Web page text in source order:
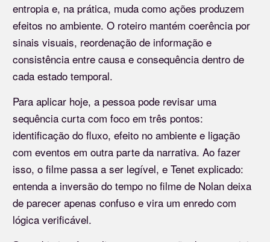
entropia e, na prática, muda como ações produzem
efeitos no ambiente. O roteiro mantém coerência por
sinais visuais, reordenação de informação e
consistência entre causa e consequência dentro de
cada estado temporal.
Para aplicar hoje, a pessoa pode revisar uma
sequência curta com foco em três pontos:
identificação do fluxo, efeito no ambiente e ligação
com eventos em outra parte da narrativa. Ao fazer
isso, o filme passa a ser legível, e Tenet explicado:
entenda a inversão do tempo no filme de Nolan deixa
de parecer apenas confuso e vira um enredo com
lógica verificável.